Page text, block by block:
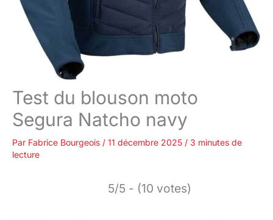
Test du blouson moto
Segura Natcho navy
Par Fabrice Bourgeois / 11 décembre 2025 / 3 minutes de
lecture
5/5 - (10 votes)